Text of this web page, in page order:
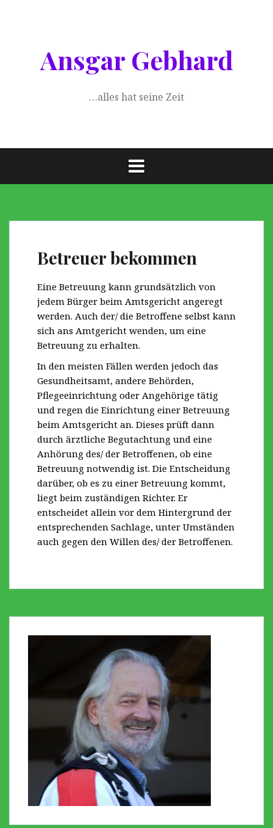
Ansgar Gebhard
…alles hat seine Zeit
Betreuer bekommen
Eine Betreuung kann grundsätzlich von
jedem Bürger beim Amtsgericht angeregt
werden. Auch der/ die Betroffene selbst kann
sich ans Amtgericht wenden, um eine
Betreuung zu erhalten.
In den meisten Fällen werden jedoch das
Gesundheitsamt, andere Behörden,
Pflegeeinrichtung oder Angehörige tätig
und regen die Einrichtung einer Betreuung
beim Amtsgericht an. Dieses prüft dann
durch ärztliche Begutachtung und eine
Anhörung des/ der Betroffenen, ob eine
Betreuung notwendig ist. Die Entscheidung
darüber, ob es zu einer Betreuung kommt,
liegt beim zuständigen Richter. Er
entscheidet allein vor dem Hintergrund der
entsprechenden Sachlage, unter Umständen
auch gegen den Willen des/ der Betroffenen.